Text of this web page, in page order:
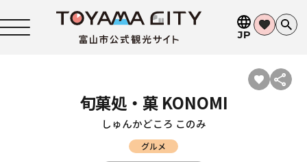
JP
旬菓処・菓 KONOMI
しゅんかどころ このみ
グルメ